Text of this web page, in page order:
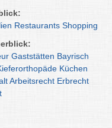
Restaurants Shopping
Gaststätten Bayrisch
Küchen
Arbeitsrecht Erbrecht